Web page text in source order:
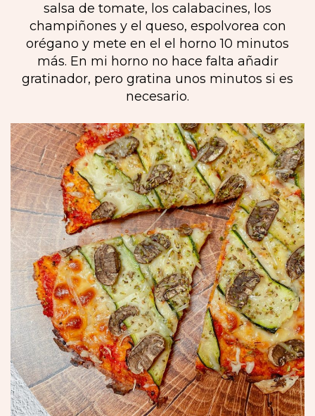
salsa de tomate, los calabacines, los
champiñones y el queso, espolvorea con
orégano y mete en el el horno 10 minutos
más. En mi horno no hace falta añadir
gratinador, pero gratina unos minutos si es
necesario.